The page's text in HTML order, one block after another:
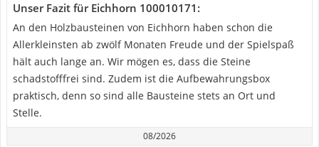
Unser Fazit für Eichhorn 100010171:
An den Holzbausteinen von Eichhorn haben schon die
Allerkleinsten ab zwölf Monaten Freude und der Spielspaß
hält auch lange an. Wir mögen es, dass die Steine
schadstofffrei sind. Zudem ist die Aufbewahrungsbox
praktisch, denn so sind alle Bausteine stets an Ort und
Stelle.
08/2026